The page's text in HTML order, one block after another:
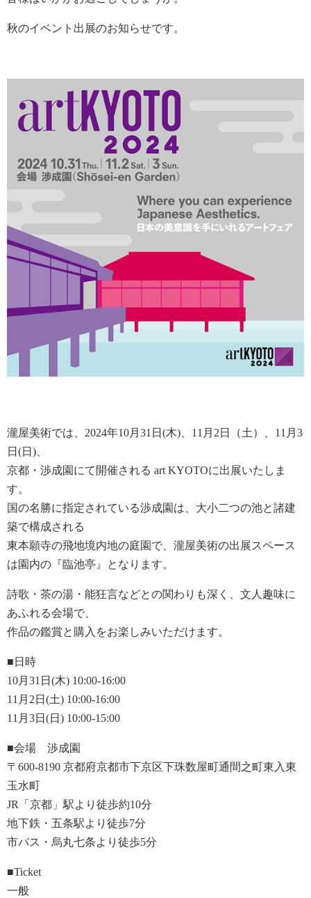
秋のイベント出展のお知らせです。
瀧屋美術では、2024年10月31日(木)、11月2日（土）、11月3
日(日)、
京都・渉成園にて開催される art KYOTOに出展いたしま
す。
国の名勝に指定されている渉成園は、大小二つの池と諸建
築で構成される
東本願寺の飛地境内地の庭園で、瀧屋美術の出展スペース
は園内の『臨池亭』となります。
詩歌・茶の湯・能狂言などとの関わりも深く、文人趣味に
あふれる会場で、
作品の鑑賞と購入をお楽しみいただけます。
■日時
10月31日(木) 10:00-16:00
11月2日(土) 10:00-16:00
11月3日(日) 10:00-15:00
■会場 渉成園
〒600-8190 京都府京都市下京区下珠数屋町通間之町東入東
玉水町
JR「京都」駅より徒歩約10分
地下鉄・五条駅より徒歩7分
市バス・烏丸七条より徒歩5分
■Ticket
一般